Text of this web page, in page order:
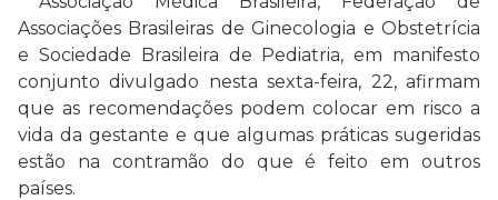
Associações Brasileiras de Ginecologia e Obstetrícia
e Sociedade Brasileira de Pediatria, em manifesto
conjunto divulgado nesta sexta-feira, 22, afirmam
que as recomendações podem colocar em risco a
vida da gestante e que algumas práticas sugeridas
estão na contramão do que é feito em outros
países.